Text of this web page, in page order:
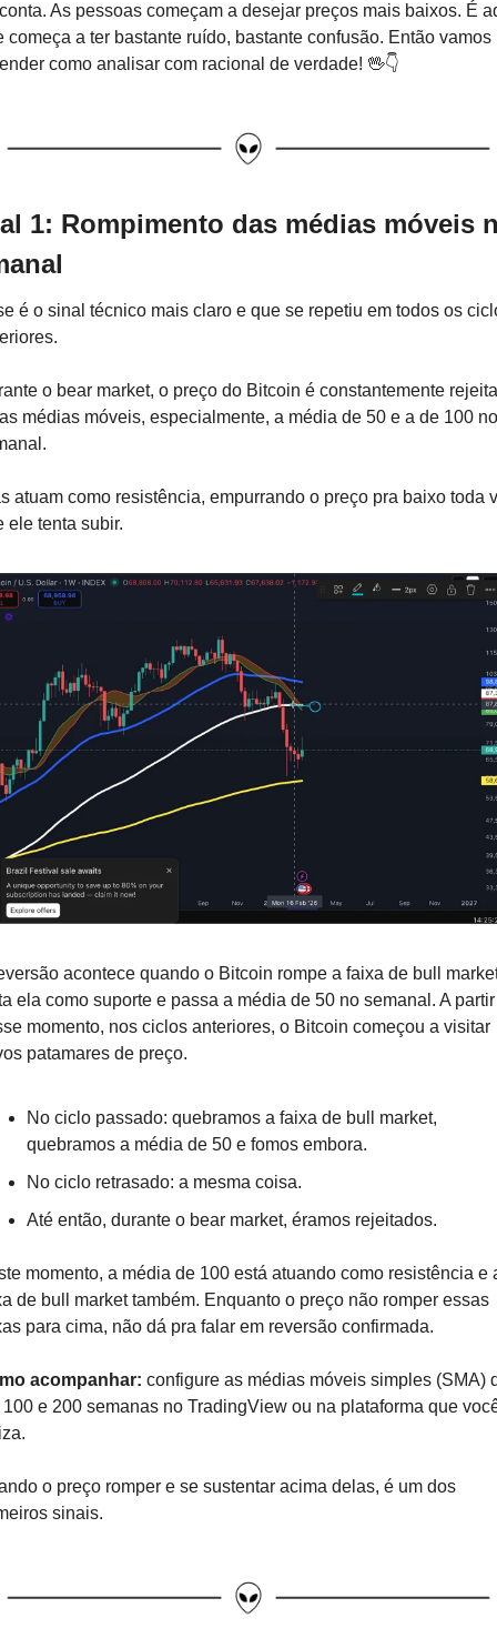
As pessoas começam a desejar preços mais baixos. É
começa a ter bastante ruído, bastante confusão. Então vamos
como analisar com racional de verdade! 🖖👇
1: Rompimento das médias móveis
é o sinal técnico mais claro e que se repetiu em todos os
o bear market, o preço do Bitcoin é constantemente
médias móveis, especialmente, a média de 50 e a de 100 no
atuam como resistência, empurrando o preço pra baixo toda
ele tenta subir.
acontece quando o Bitcoin rompe a faixa de bull
ela como suporte e passa a média de 50 no semanal. A partir
momento, nos ciclos anteriores, o Bitcoin começou a visitar
patamares de preço.
No ciclo passado: quebramos a faixa de bull market,
quebramos a média de 50 e fomos embora.
No ciclo retrasado: a mesma coisa.
Até então, durante o bear market, éramos rejeitados.
momento, a média de 100 está atuando como resistência e
de bull market também. Enquanto o preço não romper essas
para cima, não dá pra falar em reversão confirmada.
acompanhar: configure as médias móveis simples (SMA)
100 e 200 semanas no TradingView ou na plataforma que
o preço romper e se sustentar acima delas, é um dos
sinais.